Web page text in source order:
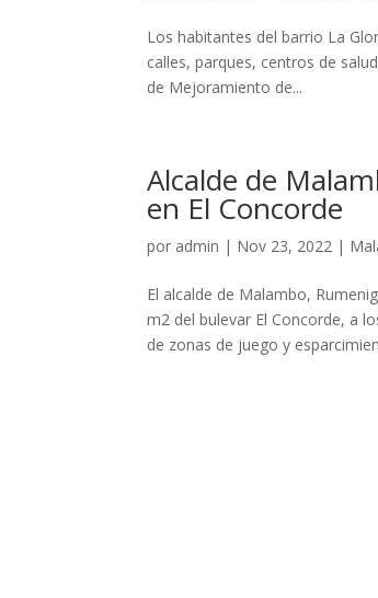
Los habitantes del barrio La
calles, parques, centros de
de Mejoramiento de...
Alcalde de
en El Concorde
por admin | Nov 23, 2022 |
El alcalde de Malambo,
m2 del bulevar El Concorde, a
de zonas de juego y